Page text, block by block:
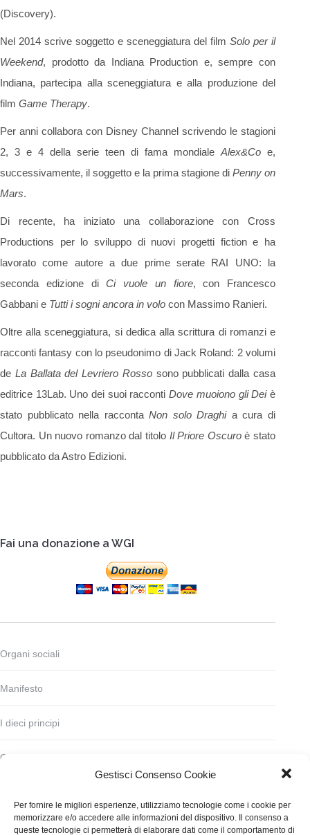
Gestisci Consenso Cookie
Per fornire le migliori esperienze, utilizziamo tecnologie come i cookie per
memorizzare e/o accedere alle informazioni del dispositivo. Il consenso a
queste tecnologie ci permetterà di elaborare dati come il comportamento di
(Discovery).
Nel 2014 scrive soggetto e sceneggiatura del film Solo per il
Weekend, prodotto da Indiana Production e, sempre con
Indiana, partecipa alla sceneggiatura e alla produzione del
film Game Therapy.
Per anni collabora con Disney Channel scrivendo le stagioni
2, 3 e 4 della serie teen di fama mondiale Alex&Co e,
successivamente, il soggetto e la prima stagione di Penny on
Mars.
Di recente, ha iniziato una collaborazione con Cross
Productions per lo sviluppo di nuovi progetti fiction e ha
lavorato come autore a due prime serate RAI UNO: la
seconda edizione diCi vuole un fiore, con Francesco
Gabbani e Tutti i sogni ancora in volo con Massimo Ranieri.
Oltre alla sceneggiatura, si dedica alla scrittura di romanzi e
racconti fantasy con lo pseudonimo di Jack Roland: 2 volumi
de La Ballata del Levriero Rossosono pubblicati dalla casa
editrice 13Lab. Uno dei suoi raccontiDove muoiono gli Deiè
stato pubblicato nella raccontaNon solo Draghia cura di
Cultora. Un nuovo romanzo dal titolo Il Priore Oscuroè stato
pubblicato da Astro Edizioni.
Fai una donazione a WGI
Organi sociali
Manifesto
I dieci principi
Codice deontologico
Finanziamento